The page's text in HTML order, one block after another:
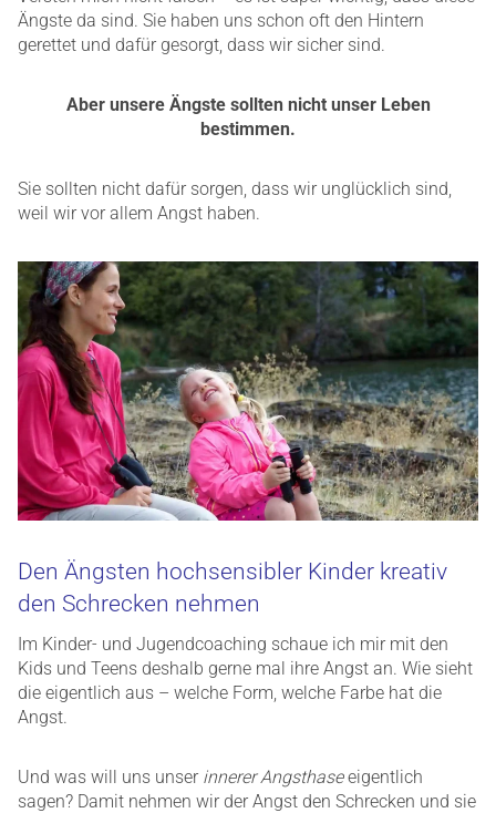
Ängste da sind. Sie haben uns schon oft den Hintern
gerettet und dafür gesorgt, dass wir sicher sind.
Aber unsere Ängste sollten nicht unser Leben
bestimmen.
Sie sollten nicht dafür sorgen, dass wir unglücklich sind,
weil wir vor allem Angst haben.
Den Ängsten hochsensibler Kinder kreativ
den Schrecken nehmen
Im Kinder- und Jugendcoaching schaue ich mir mit den
Kids und Teens deshalb gerne mal ihre Angst an. Wie sieht
die eigentlich aus – welche Form, welche Farbe hat die
Angst.
Und was will uns unser innerer Angsthaseeigentlich
sagen? Damit nehmen wir der Angst den Schrecken und sie